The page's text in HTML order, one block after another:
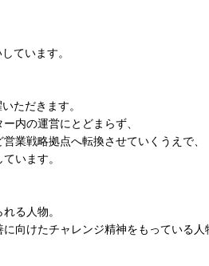
ています。
ただきます。
内の運営にとどまらず、
業戦略拠点へ転換させていくうえで、
います。
る人物。
向けたチャレンジ精神をもっている人